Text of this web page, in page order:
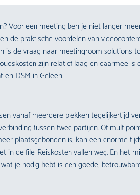
Voor een meeting ben je niet langer
de praktische voordelen van
is de vraag naar meetingroom solutions
zijn relatief laag en daarmee is
DSM in Geleen.
vanaf meerdere plekken tegelijkertijd
tussen twee partijen. Of
plaatsgebonden is, kan een enorme
de file. Reiskosten vallen weg. En het
je nodig hebt is een goede,